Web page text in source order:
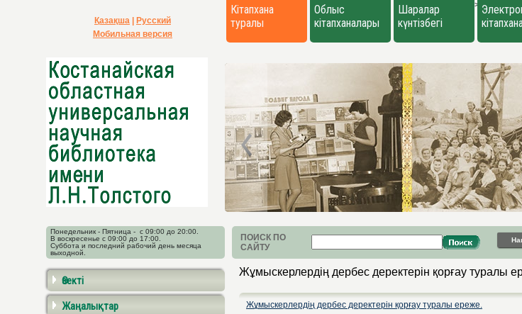
>
Қазақша
Русский
Мобильная версия
Кітапхана
туралы
Облыс
кітапханалары
Шаралар
күнтізбегі
Понедельник - Пятница - с 09:00 до 20:00.
В воскресенье с 09:00 до 17:00.
Суббота и последний рабочий день месяца
выходной.
ПОИСК ПО
САЙТУ
Өзекті
Жаңалықтар
Жұмыскерлердің дербес деректерін қорғау туралы
Жұмыскерлердің дербес деректерін қорғау туралы ереже.